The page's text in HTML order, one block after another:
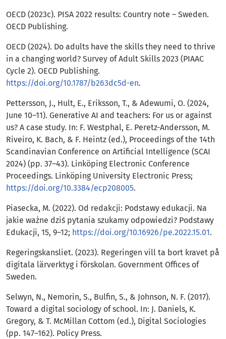
OECD (2023c). PISA 2022 results: Country note – Sweden.
OECD Publishing.
OECD (2024). Do adults have the skills they need to thrive
in a changing world? Survey of Adult Skills 2023 (PIAAC
Cycle 2). OECD Publishing.
https://doi.org/10.1787/b263dc5d-en.
Pettersson, J., Hult, E., Eriksson, T., & Adewumi, O. (2024,
June 10–11). Generative AI and teachers: For us or against
us? A case study. In: F. Westphal, E. Peretz-Andersson, M.
Riveiro, K. Bach, & F. Heintz (ed.), Proceedings of the 14th
Scandinavian Conference on Artificial Intelligence (SCAI
2024) (pp. 37–43). Linköping Electronic Conference
Proceedings. Linköping University Electronic Press;
https://doi.org/10.3384/ecp208005.
Piasecka, M. (2022). Od redakcji: Podstawy edukacji. Na
jakie ważne dziś pytania szukamy odpowiedzi? Podstawy
Edukacji, 15, 9–12; https://doi.org/10.16926/pe.2022.15.01.
Regeringskansliet. (2023). Regeringen vill ta bort kravet på
digitala lärverktyg i förskolan. Government Offices of
Sweden.
Selwyn, N., Nemorin, S., Bulfin, S., & Johnson, N. F. (2017).
Toward a digital sociology of school. In: J. Daniels, K.
Gregory, & T. McMillan Cottom (ed.), Digital Sociologies
(pp. 147–162). Policy Press.